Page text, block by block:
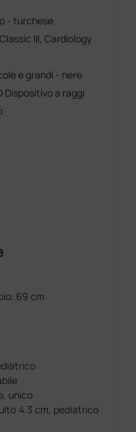
- turchese
III, Cardiology
e grandi - nere
Dispositivo a raggi
69 cm
unico
4.3 cm, pediatrico